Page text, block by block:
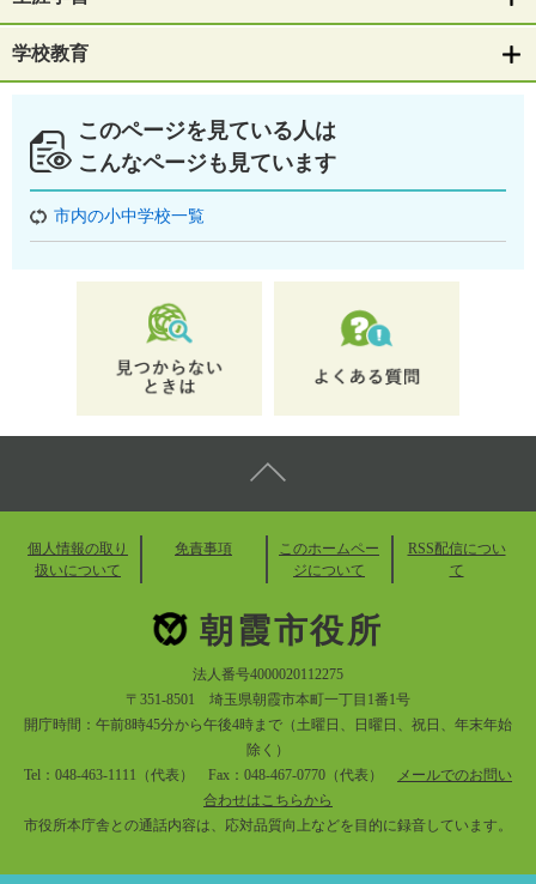
学校教育
このページを見ている人は
こんなページも見ています
市内の小中学校一覧
個人情報の取り
扱いについて
免責事項
このホームペー
ジについて
RSS配信につい
て
朝霞市役所
法人番号4000020112275
〒351-8501 埼玉県朝霞市本町一丁目1番1号
開庁時間：午前8時45分から午後4時まで（土曜日、日曜日、祝日、年末年始
除く）
Tel：048-463-1111（代表） Fax：048-467-0770（代表）
メールでのお問い
合わせはこちらから
市役所本庁舎との通話内容は、応対品質向上などを目的に録音しています。